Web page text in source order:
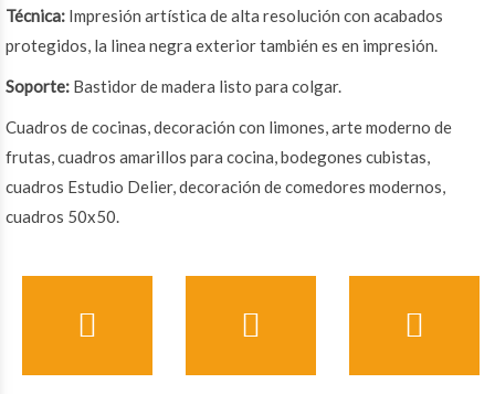
Técnica: Impresión artística de alta resolución con acabados
protegidos, la linea negra exterior también es en impresión.
Soporte: Bastidor de madera listo para colgar.
Cuadros de cocinas, decoración con limones, arte moderno de
frutas, cuadros amarillos para cocina, bodegones cubistas,
cuadros Estudio Delier, decoración de comedores modernos,
cuadros 50x50.